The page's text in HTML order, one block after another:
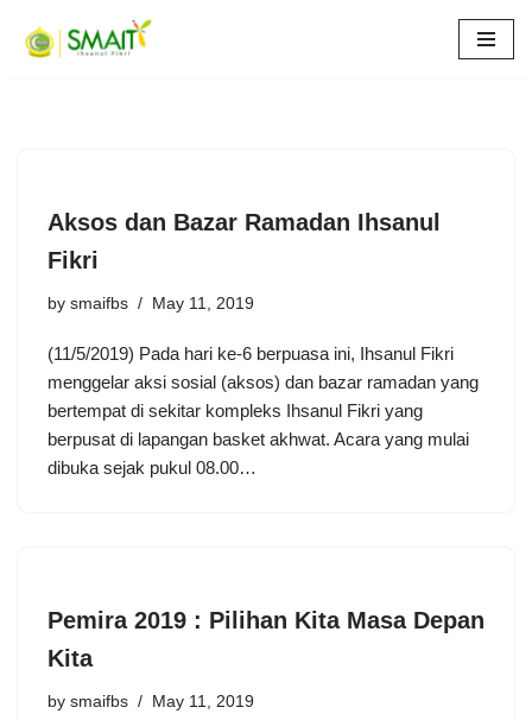
Skip
Aksos dan Bazar Ramadan Ihsanul
Fikri
by smaifbs May 11, 2019
(11/5/2019) Pada hari ke-6 berpuasa ini, Ihsanul Fikri
menggelar aksi sosial (aksos) dan bazar ramadan yang
bertempat di sekitar kompleks Ihsanul Fikri yang
berpusat di lapangan basket akhwat. Acara yang mulai
dibuka sejak pukul 08.00…
Pemira 2019 : Pilihan Kita Masa Depan
Kita
by smaifbs May 11, 2019